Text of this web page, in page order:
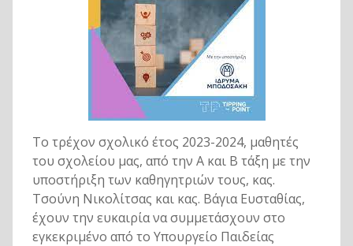
Το τρέχον σχολικό έτος 2023-2024, μαθητές
του σχολείου μας, από την Α και Β τάξη με την
υποστήριξη των καθηγητριών τους, κας.
Τσούνη Νικολίτσας και κας. Βάγια Ευσταθίας,
έχουν την ευκαιρία να συμμετάσχουν στο
εγκεκριμένο από το Υπουργείο Παιδείας